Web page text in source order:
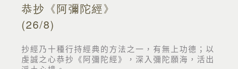
恭抄《阿彌陀經》
(26/8)
抄經乃十種行持經典的方法之一，有無上功德；以
虔誠之心恭抄《阿彌陀經》，深入彌陀願海，活出